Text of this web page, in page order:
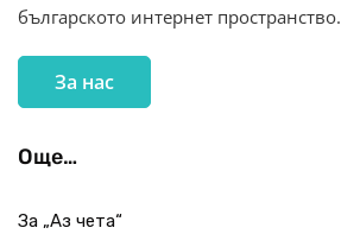
българското интернет пространство.
За нас
Още…
За „Аз чета“